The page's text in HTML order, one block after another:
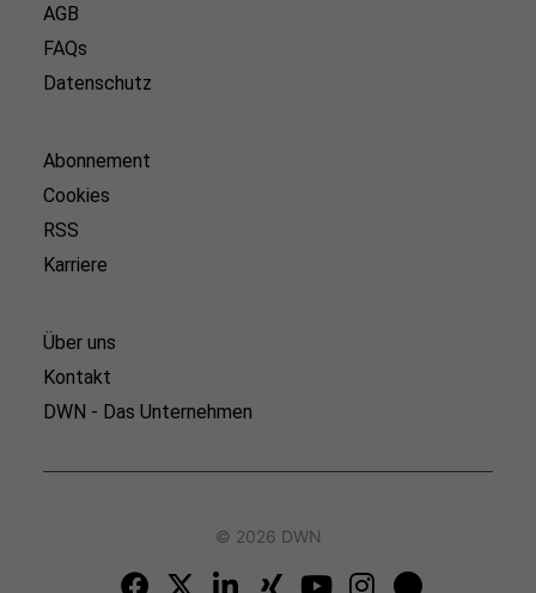
AGB
FAQs
Datenschutz
Abonnement
Cookies
RSS
Karriere
Über uns
Kontakt
DWN - Das Unternehmen
© 2026 DWN